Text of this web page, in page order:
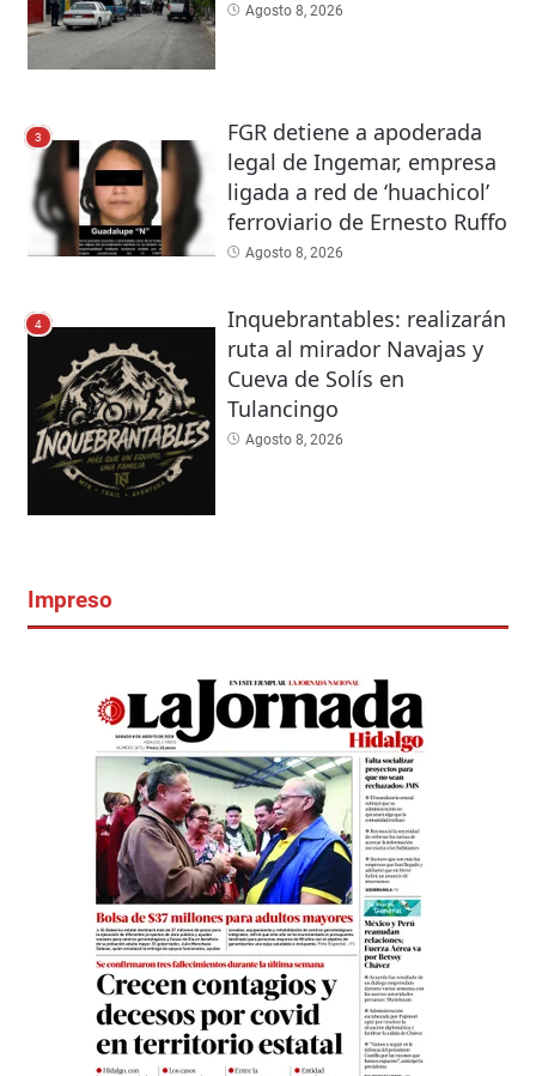
Agosto 8, 2026
3
FGR detiene a apoderada
legal de Ingemar, empresa
ligada a red de ‘huachicol’
ferroviario de Ernesto Ruffo
Agosto 8, 2026
4
Inquebrantables: realizarán
ruta al mirador Navajas y
Cueva de Solís en
Tulancingo
Agosto 8, 2026
Impreso